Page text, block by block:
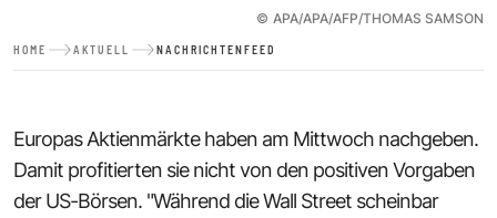
© APA/APA/AFP/THOMAS SAMSON
HOME AKTUELL NACHRICHTENFEED
Europas Aktienmärkte haben am Mittwoch nachgeben.
Damit profitierten sie nicht von den positiven Vorgaben
der US-Börsen. "Während die Wall Street scheinbar